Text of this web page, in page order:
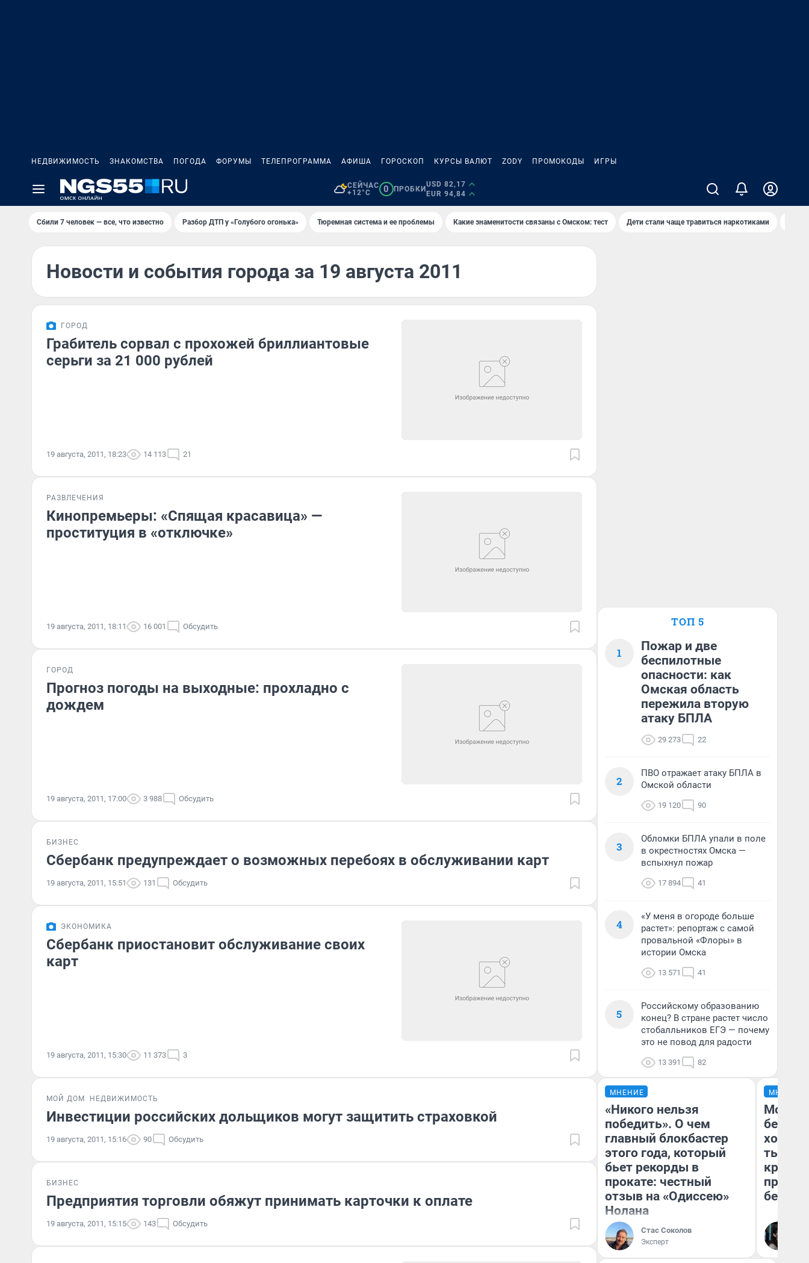
НЕДВИЖИМОСТЬ ЗНАКОМСТВА ПОГОДА ФОРУМЫ ТЕЛЕПРОГРАММА АФИША ГОРОСКОП КУРСЫ ВАЛЮТ ZODY ПРОМОКОДЫ ИГРЫ
СЕЙЧАС
+12°C
0 ПРОБКИ
USD 82,17
EUR 94,84
Сбили 7 человек — все, что известно Разбор ДТП у «Голубого огонька» Тюремная система и ее проблемы Какие знаменитости связаны с Омском: тест Дети стали чаще травиться наркотиками
Новости и события города за 19 августа 2011
ГОРОД
Грабитель сорвал с прохожей бриллиантовые
серьги за 21 000 рублей
19 августа, 2011, 18:23 14 113 21
РАЗВЛЕЧЕНИЯ
Кинопремьеры: «Спящая красавица» —
проституция в «отключке»
19 августа, 2011, 18:11 16 001 Обсудить
ГОРОД
Прогноз погоды на выходные: прохладно с
дождем
19 августа, 2011, 17:00 3 988 Обсудить
БИЗНЕС
Сбербанк предупреждает о возможных перебоях в обслуживании карт
19 августа, 2011, 15:51 131 Обсудить
ЭКОНОМИКА
Сбербанк приостановит обслуживание своих
карт
19 августа, 2011, 15:30 11 373 3
МОЙ ДОМ НЕДВИЖИМОСТЬ
Инвестиции российских дольщиков могут защитить страховкой
19 августа, 2011, 15:16 90 Обсудить
БИЗНЕС
Предприятия торговли обяжут принимать карточки к оплате
19 августа, 2011, 15:15 143 Обсудить
ТОП 5
1
Пожар и две
беспилотные
опасности: как
Омская область
пережила вторую
атаку БПЛА
29 273 22
2
ПВО отражает атаку БПЛА в
Омской области
19 120 90
3
Обломки БПЛА упали в поле
в окрестностях Омска —
вспыхнул пожар
17 894 41
4
«У меня в огороде больше
растет»: репортаж с самой
провальной «Флоры» в
истории Омска
13 571 41
5
Российскому образованию
конец? В стране растет число
стобалльников ЕГЭ — почему
это не повод для радости
13 391 82
МНЕНИЕ
«Никого нельзя
победить». О чем
главный блокбастер
этого года, который
бьет рекорды в
прокате: честный
отзыв на «Одиссею»
Нолана
Стас Соколов
Эксперт
МНЕНИЕ
Мой
хотела
тысяч,